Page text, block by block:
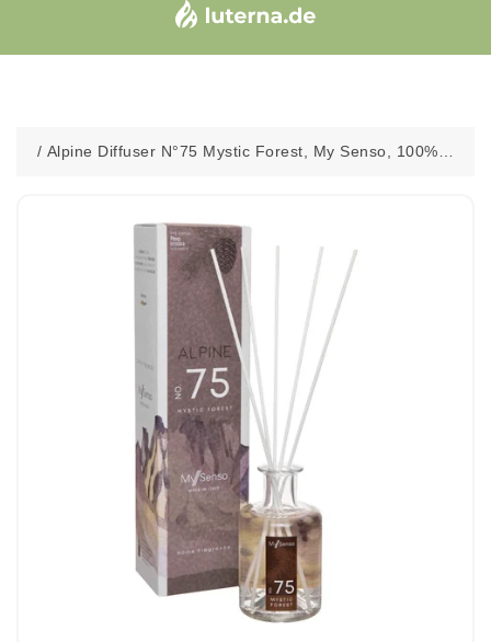
/ Alpine Diffuser N°75 Mystic Forest, My Senso, 100%